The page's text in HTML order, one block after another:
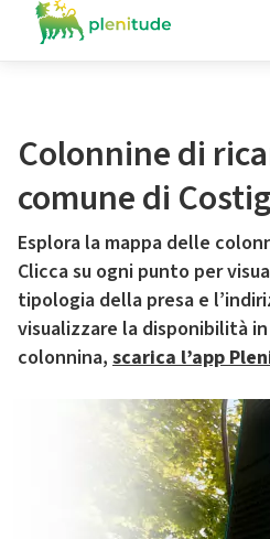
Colonnine di
comune di
Esplora la mappa delle
Clicca su ogni punto per
tipologia della presa e
visualizzare la disponibilità
colonnina, scarica l’app